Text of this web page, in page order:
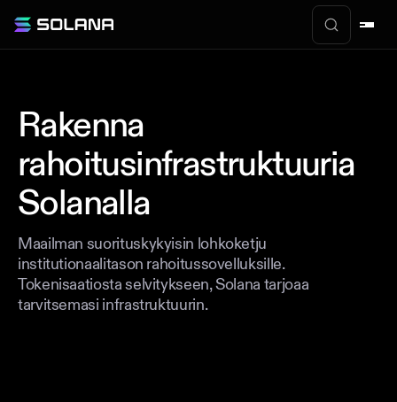
Rakenna
rahoitusinfrastruktuuria
Solanalla
Maailman suorituskykyisin lohkoketju
institutionaalitason rahoitussovelluksille.
Tokenisaatiosta selvitykseen, Solana tarjoaa
tarvitsemasi infrastruktuurin.